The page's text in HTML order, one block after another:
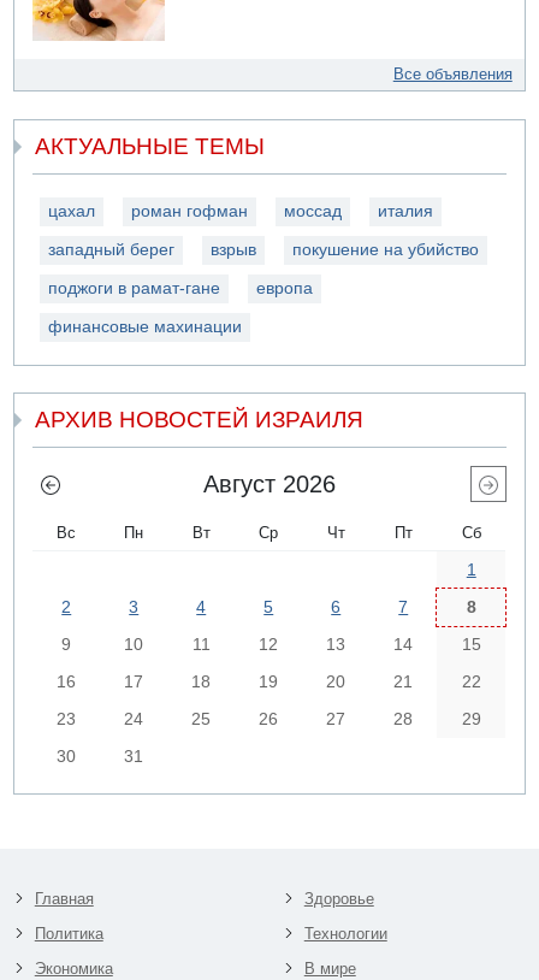
Все объявления
АКТУАЛЬНЫЕ ТЕМЫ
цахал роман гофман моссад италия
западный берег взрыв покушение на убийство
поджоги в рамат-гане европа
финансовые махинации
АРХИВ НОВОСТЕЙ ИЗРАИЛЯ
Август 2026
Вс Пн Вт Ср Чт Пт Сб
1
2
3 4 5 6 7
8
9
10 11 12 13 14
15
16
17 18 19 20 21
22
23
24 25 26 27 28
29
30
31
Главная
Политика
Экономика
Здоровье
Технологии
В мире